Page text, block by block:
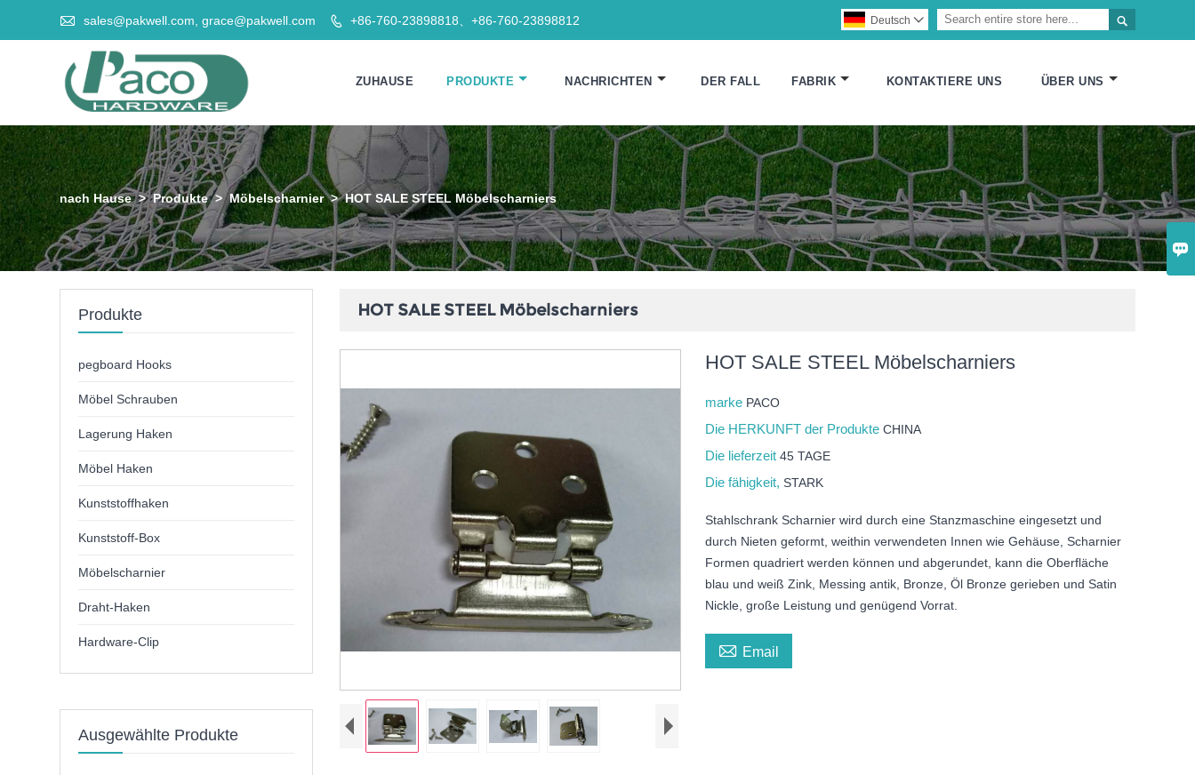

 sales@pakwell.com, grace@pakwell.com  +86-760-23898818、+86-760-23898812 
Deutsch 
ZUHAUSE PRODUKTE NACHRICHTEN DER FALL FABRIK KONTAKTIERE UNS ÜBER UNS
nach Hause > Produkte > Möbelscharnier > HOT SALE STEEL Möbelscharniers
HOT SALE STEEL Möbelscharniers
HOT SALE STEEL Möbelscharniers
marke PACO
Die HERKUNFT der ProdukteCHINA
Die lieferzeit45 TAGE
Die fähigkeit,STARK
Stahlschrank Scharnier wird durch eine Stanzmaschine eingesetzt und
durch Nieten geformt, weithin verwendeten Innen wie Gehäuse, Scharnier
Formen quadriert werden können und abgerundet, kann die Oberfläche
blau und weiß Zink, Messing antik, Bronze, Öl Bronze gerieben und Satin
Nickle, große Leistung und genügend Vorrat.
 Email
Produkte
pegboard Hooks
Möbel Schrauben
Lagerung Haken
Möbel Haken
Kunststoffhaken
Kunststoff-Box
Möbelscharnier
Draht-Haken
Hardware-Clip
Ausgewählte Produkte